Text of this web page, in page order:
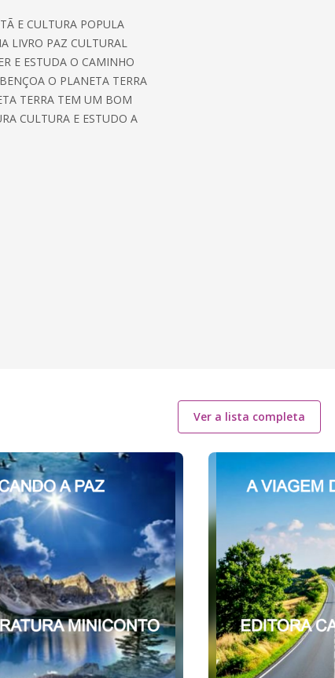
E CULTURA POPULA
LIVRO PAZ CULTURAL
E ESTUDA O CAMINHO
O PLANETA TERRA
TERRA TEM UM BOM
CULTURA E ESTUDO A
Ver a lista completa